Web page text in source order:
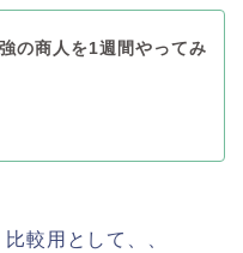
の商人を1週間やってみ
較用として、、